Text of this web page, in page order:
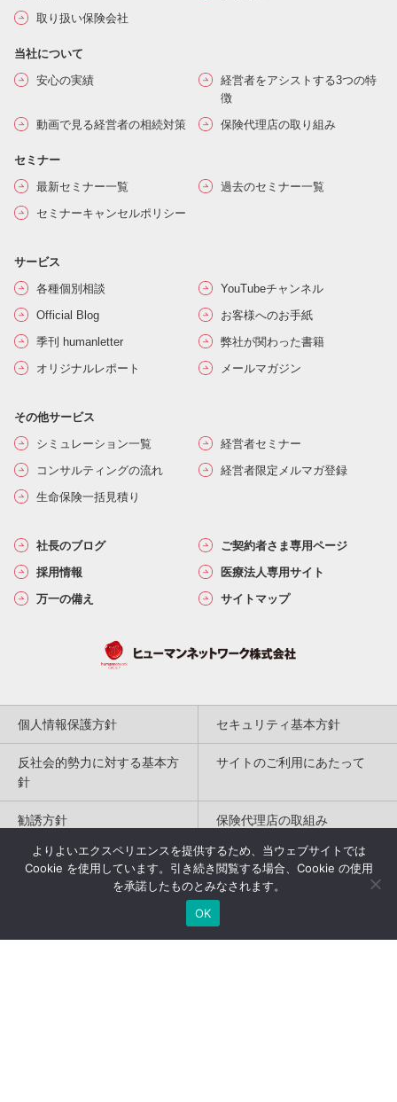
取り扱い保険会社
当社について
安心の実績
経営者をアシストする3つの特
徴
動画で見る経営者の相続対策
保険代理店の取り組み
セミナー
最新セミナー一覧
過去のセミナー一覧
セミナーキャンセルポリシー
サービス
各種個別相談
YouTubeチャンネル
Official Blog
お客様へのお手紙
季刊 humanletter
弊社が関わった書籍
オリジナルレポート
メールマガジン
その他サービス
シミュレーション一覧
経営者セミナー
コンサルティングの流れ
経営者限定メルマガ登録
生命保険一括見積り
社長のブログ
ご契約者さま専用ページ
採用情報
医療法人専用サイト
万一の備え
サイトマップ
個人情報保護方針 セキュリティ基本方針
反社会的勢力に対する基本方
針
サイトのご利用にあたって
勧誘方針 保険代理店の取組み
特定商取引法に基づく表記
Copyright(c) 2004-2026
Humannetwork Inc. All rights reserved.
よりよいエクスペリエンスを提供するため、当ウェブサイトでは
Cookie を使用しています。引き続き閲覧する場合、Cookie の使用
を承諾したものとみなされます。
OK